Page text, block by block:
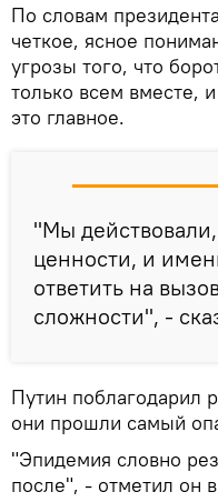
По словам
четкое, ясное
угрозы того, что
только всем вместе,
это главное.
"Мы
ценности, и
ответить на
сложности", -
Путин поблагодарил
они прошли самый
"Эпидемия словно
после", - отметил он